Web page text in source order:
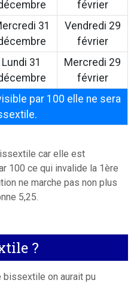
février
31
Vendredi 29
février
Lundi 31
Mercredi 29
février
par 100 elle ne sera
car elle est
100 ce qui invalide la 1ère
ne marche pas non plus
5,25.
?
bissextile on aurait pu